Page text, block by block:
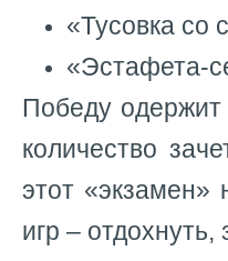
«Тусовка со
«Эстафета-
Победу
количество
этот «экзамен»
игр –